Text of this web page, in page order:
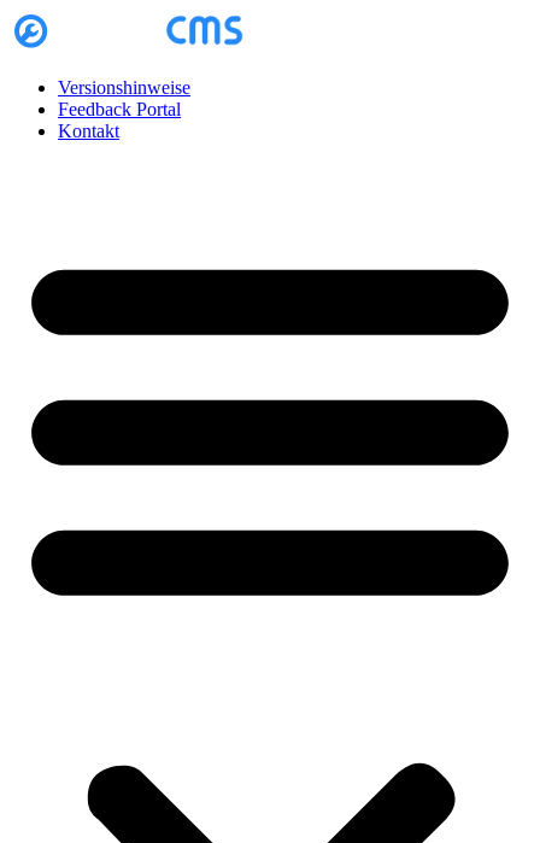
Zum
Inhalt
Versionshinweise
Feedback Portal
Kontakt